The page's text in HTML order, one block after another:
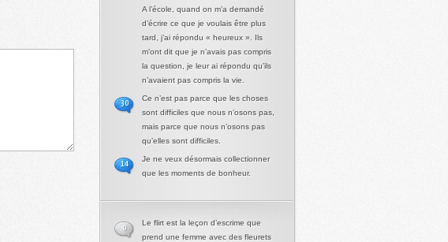
A l’école, quand on m’a demandé
d’écrire ce que je voulais être plus
tard, j’ai répondu « heureux ». Ils
m’ont dit que je n’avais pas compris
la question, je leur ai répondu qu’ils
n’avaient pas compris la vie.
Ce n’est pas parce que les choses
sont difficiles que nous n’osons pas,
mais parce que nous n’osons pas
qu’elles sont difficiles.
30
Je ne veux désormais collectionner
que les moments de bonheur.
14
Le flirt est la leçon d’escrime que
prend une femme avec des fleurets
0